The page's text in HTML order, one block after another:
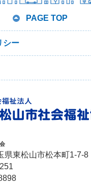
PAGE TOP
シー
県東松山市松本町1-7-8